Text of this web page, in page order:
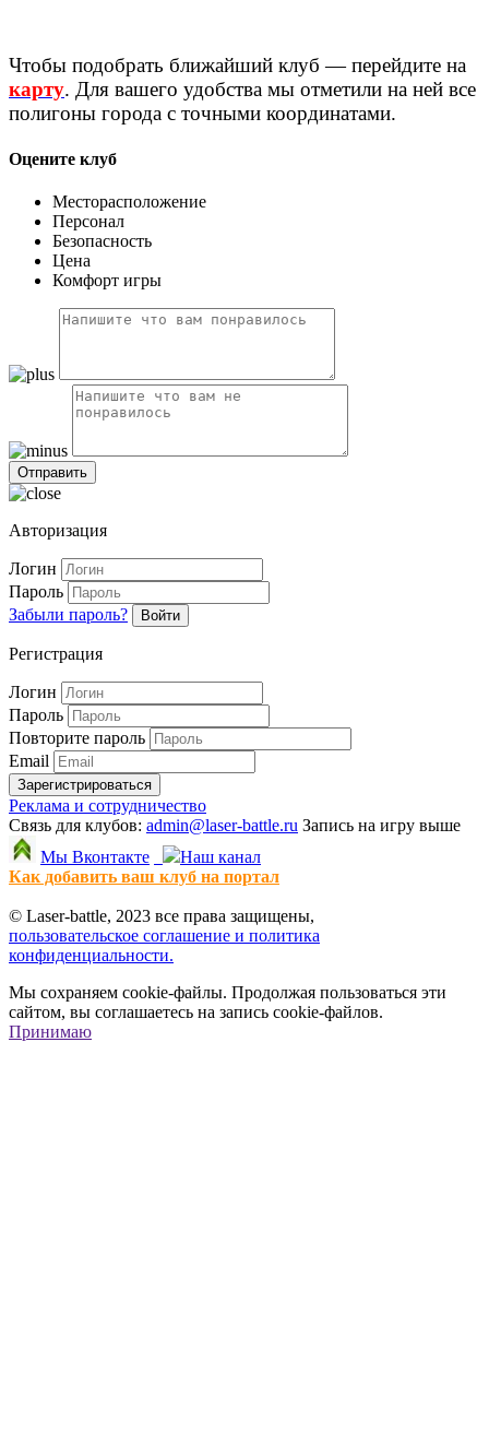
Чтобы подобрать ближайший клуб — перейдите на
карту. Для вашего удобства мы отметили на ней все
полигоны города с точными координатами.
Оцените клуб
Месторасположение
Персонал
Безопасность
Цена
Комфорт игры
Авторизация
Логин
Пароль
Забыли пароль?
Войти
Регистрация
Логин
Пароль
Повторите пароль
Email
Зарегистрироваться
Реклама и сотрудничество
Связь для клубов: admin@laser-battle.ru Запись на игру выше
Мы Вконтакте
Наш канал
Как добавить ваш клуб на портал
© Laser-battle, 2023 все права защищены,
пользовательское соглашение и политика
конфиденциальности.
Мы сохраняем cookie-файлы. Продолжая пользоваться эти
сайтом, вы соглашаетесь на запись cookie-файлов.
Принимаю